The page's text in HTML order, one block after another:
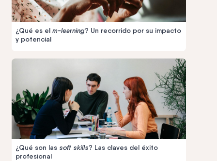
¿Qué es el m-learning? Un recorrido por su impacto
y potencial
¿Qué son las soft skills? Las claves del éxito
profesional